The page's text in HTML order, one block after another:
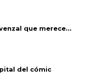
que merece...
del cómic